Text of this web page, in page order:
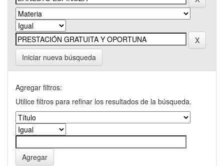
Iniciar nueva búsqueda
Agregar filtros:
Utilice filtros para refinar los resultados de la búsqueda.